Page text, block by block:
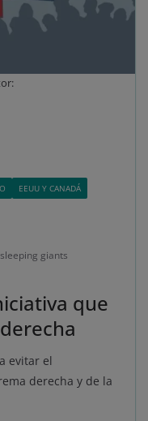
EEUU Y CANADÁ
sleeping giants
que
evitar el
derecha y de la